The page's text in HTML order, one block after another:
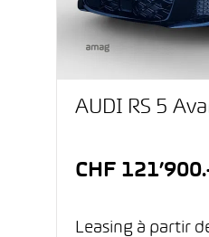
AUDI RS 5
CHF
Leasing à partir